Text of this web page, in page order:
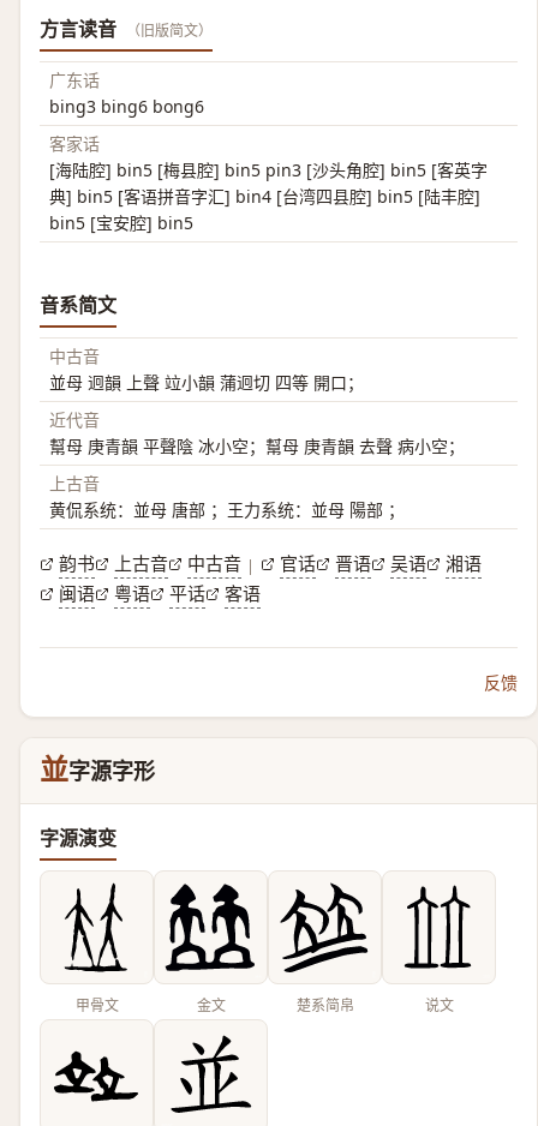
方言读音 （旧版简文）
广东话
bing3 bing6 bong6
客家话
[海陆腔] bin5 [梅县腔] bin5 pin3 [沙头角腔] bin5 [客英字
典] bin5 [客语拼音字汇] bin4 [台湾四县腔] bin5 [陆丰腔]
bin5 [宝安腔] bin5
音系简文
中古音
並母 迥韻 上聲 竝小韻 蒲迥切 四等 開口；
近代音
幫母 庚青韻 平聲陰 冰小空；幫母 庚青韻 去聲 病小空；
上古音
黄侃系统：並母 唐部 ；王力系统：並母 陽部 ；
韵书 上古音 中古音 | 官话 晋语 吴语
湘语
闽语
粤语 平话 客语
反馈
並字源字形
字源演变
甲骨文 金文 楚系简帛 说文